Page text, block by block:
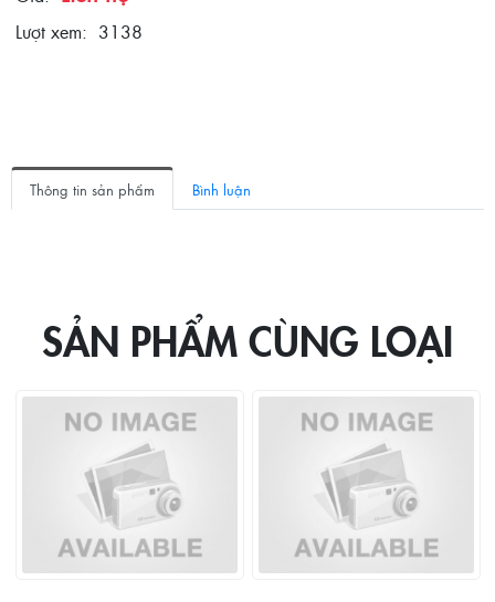
Lượt xem: 3138
Thông tin sản phẩm Bình luận
SẢN PHẨM CÙNG LOẠI